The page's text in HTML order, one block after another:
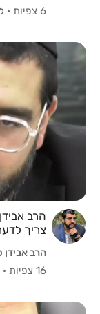
6 צפיות
·
הרב
צריך
הרב אבידן
16 צפיות
·